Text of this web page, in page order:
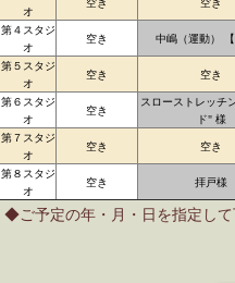
オ
第４スタジ
オ
空き 中嶋（運動）
第５スタジ
オ
空き 空き
第６スタジ
オ
空き
スローストレッチ
ド" 様
第７スタジ
オ
空き 空き
第８スタジ
オ
空き 拝戸様
◆ご予定の年・月・日を指定して